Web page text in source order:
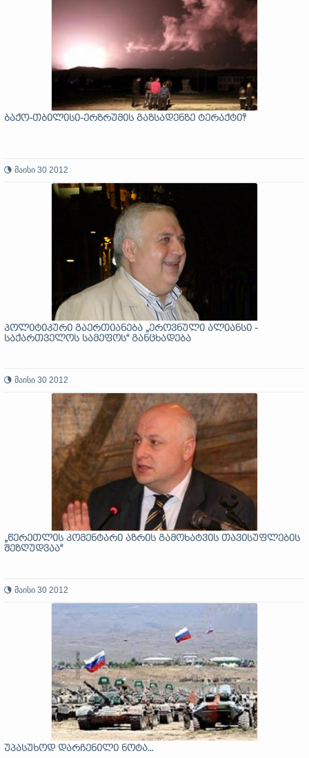
ბაქო-თბილისი-ერზრუმის გაზსადენზე ტერაქტი?
მაისი 30 2012
პოლიტიკური გაერთიანება „ეროვნული ალიანსი -
საქართველოს სამეფოს“ განცხადება
მაისი 30 2012
„წერეთლის კომენტარი აზრის გამოხატვის თავისუფლების
შეზღუდვაა“
მაისი 30 2012
უპასუხოდ დარჩენილი ნოტა...